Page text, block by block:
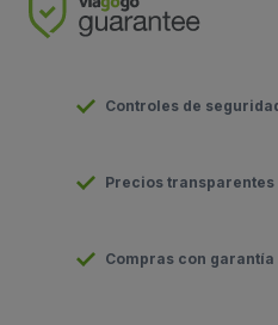
Controles de
Precios transparentes
Compras con garantía